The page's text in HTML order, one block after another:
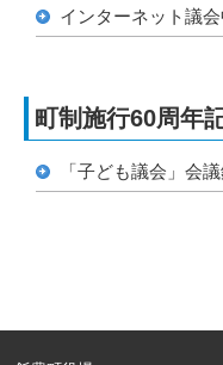
インターネット議
町制施行60周年
「子ども議会」会